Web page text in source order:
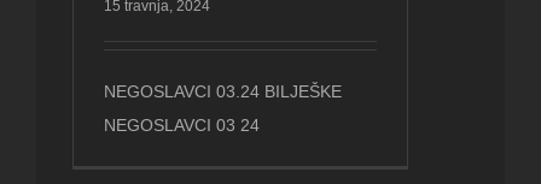
15 travnja, 2024
NEGOSLAVCI 03.24 BILJEŠKE
NEGOSLAVCI 03 24